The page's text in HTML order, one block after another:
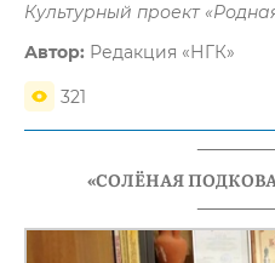
Культурный проект
Автор: Редакция «НГК»
321
«СОЛЁНАЯ